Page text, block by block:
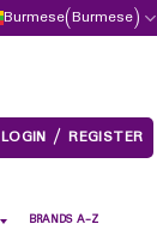
Burmese(Burmese)
LOGIN / REGISTER
BRANDS A-Z